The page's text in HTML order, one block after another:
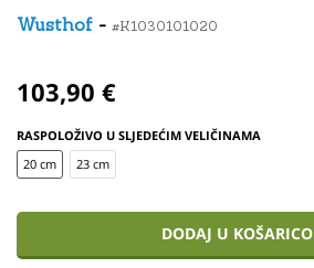
Wusthof - #K1030101020
103,90 €
RASPOLOŽIVO U SLJEDEĆIM VELIČINAMA
20 cm
23 cm
DODAJ U KOŠARICO